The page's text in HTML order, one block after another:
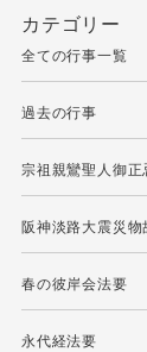
カテゴリー
全ての行事一覧
過去の行事
宗祖親鸞聖人御正
阪神淡路大震災
春の彼岸会法要
永代経法要